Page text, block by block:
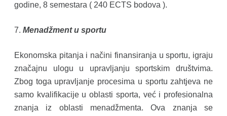
godine, 8 semestara ( 240 ECTS bodova ).
7. Menadžment u sportu
Ekonomska pitanja i načini finansiranja u sportu, igraju
značajnu ulogu u upravljanju sportskim društvima.
Zbog toga upravljanje procesima u sportu zahtjeva ne
samo kvalifikacije u oblasti sporta, već i profesionalna
znanja iz oblasti menadžmenta. Ova znanja se